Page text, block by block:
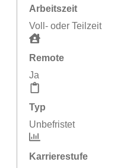
Arbeitszeit
Voll- oder Teilzeit
Remote
Ja
Typ
Unbefristet
Karrierestufe